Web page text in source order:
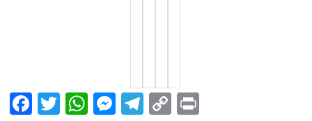
Facebook
Twitter
WhatsApp
Messenger
Telegram
Copy